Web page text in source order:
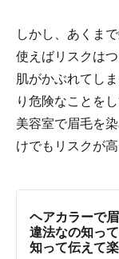
しかし、あくま
使えばリスクはつ
肌がかぶれてし
り危険なことを
美容室で眉毛を
けでもリスクが
ヘアカラーで
違法なの知っ
知って伝えて楽